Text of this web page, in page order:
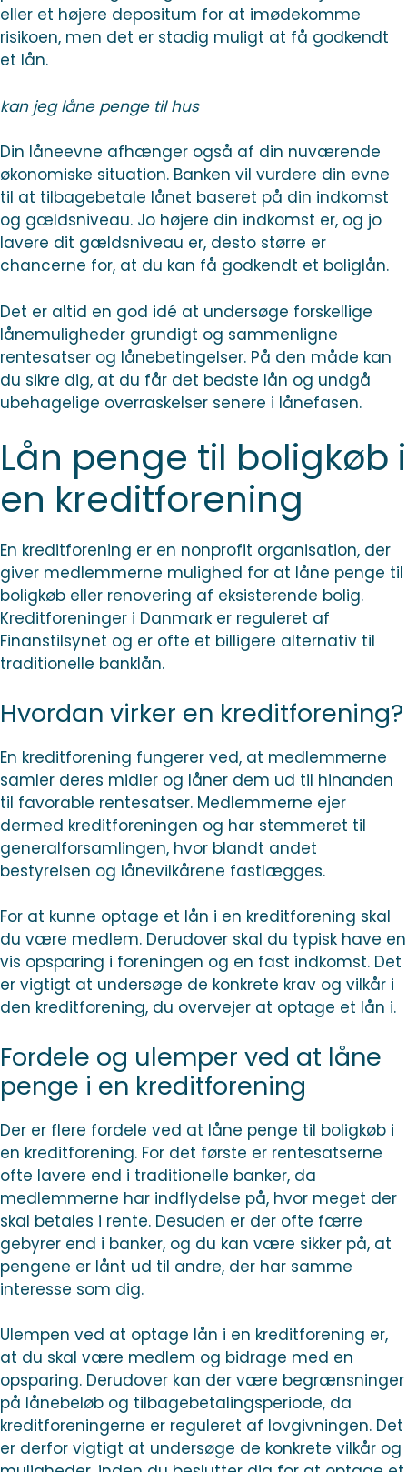
eller et højere depositum for at imødekomme
risikoen, men det er stadig muligt at få godkendt
et lån.
kan jeg låne penge til hus
Din låneevne afhænger også af din nuværende
økonomiske situation. Banken vil vurdere din evne
til at tilbagebetale lånet baseret på din indkomst
og gældsniveau. Jo højere din indkomst er, og jo
lavere dit gældsniveau er, desto større er
chancerne for, at du kan få godkendt et boliglån.
Det er altid en god idé at undersøge forskellige
lånemuligheder grundigt og sammenligne
rentesatser og lånebetingelser. På den måde kan
du sikre dig, at du får det bedste lån og undgå
ubehagelige overraskelser senere i lånefasen.
Lån penge til boligkøb i
en kreditforening
En kreditforening er en nonprofit organisation, der
giver medlemmerne mulighed for at låne penge til
boligkøb eller renovering af eksisterende bolig.
Kreditforeninger i Danmark er reguleret af
Finanstilsynet og er ofte et billigere alternativ til
traditionelle banklån.
Hvordan virker en kreditforening?
En kreditforening fungerer ved, at medlemmerne
samler deres midler og låner dem ud til hinanden
til favorable rentesatser. Medlemmerne ejer
dermed kreditforeningen og har stemmeret til
generalforsamlingen, hvor blandt andet
bestyrelsen og lånevilkårene fastlægges.
For at kunne optage et lån i en kreditforening skal
du være medlem. Derudover skal du typisk have en
vis opsparing i foreningen og en fast indkomst. Det
er vigtigt at undersøge de konkrete krav og vilkår i
den kreditforening, du overvejer at optage et lån i.
Fordele og ulemper ved at låne
penge i en kreditforening
Der er flere fordele ved at låne penge til boligkøb i
en kreditforening. For det første er rentesatserne
ofte lavere end i traditionelle banker, da
medlemmerne har indflydelse på, hvor meget der
skal betales i rente. Desuden er der ofte færre
gebyrer end i banker, og du kan være sikker på, at
pengene er lånt ud til andre, der har samme
interesse som dig.
Ulempen ved at optage lån i en kreditforening er,
at du skal være medlem og bidrage med en
opsparing. Derudover kan der være begrænsninger
på lånebeløb og tilbagebetalingsperiode, da
kreditforeningerne er reguleret af lovgivningen. Det
er derfor vigtigt at undersøge de konkrete vilkår og